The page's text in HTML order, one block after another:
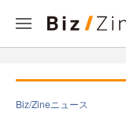
Biz/Zineニュース